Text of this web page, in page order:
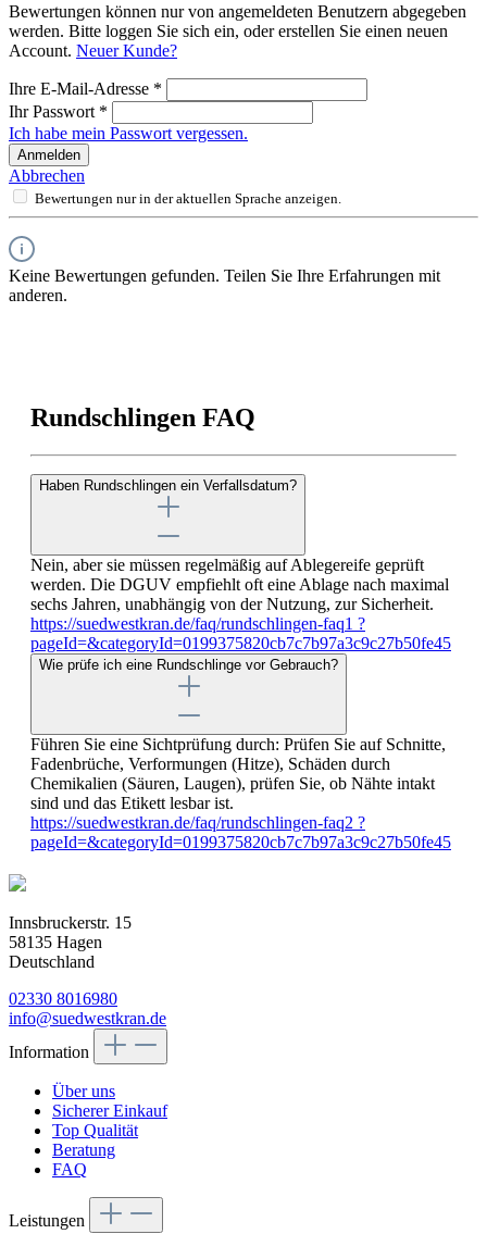
Bewertungen können nur von angemeldeten Benutzern abgegeben
werden. Bitte loggen Sie sich ein, oder erstellen Sie einen neuen
Account. Neuer Kunde?
Ihre E-Mail-Adresse *
Ihr Passwort *
Ich habe mein Passwort vergessen.
Anmelden
Abbrechen
Bewertungen nur in der aktuellen Sprache anzeigen.
Keine Bewertungen gefunden. Teilen Sie Ihre Erfahrungen mit
anderen.
Rundschlingen FAQ
Haben Rundschlingen ein Verfallsdatum?
Nein, aber sie müssen regelmäßig auf Ablegereife geprüft
werden. Die DGUV empfiehlt oft eine Ablage nach maximal
sechs Jahren, unabhängig von der Nutzung, zur Sicherheit.
https://suedwestkran.de/faq/rundschlingen-faq1 ?
pageId=&categoryId=0199375820cb7c7b97a3c9c27b50fe45
Wie prüfe ich eine Rundschlinge vor Gebrauch?
Führen Sie eine Sichtprüfung durch: Prüfen Sie auf Schnitte,
Fadenbrüche, Verformungen (Hitze), Schäden durch
Chemikalien (Säuren, Laugen), prüfen Sie, ob Nähte intakt
sind und das Etikett lesbar ist.
https://suedwestkran.de/faq/rundschlingen-faq2 ?
pageId=&categoryId=0199375820cb7c7b97a3c9c27b50fe45
Innsbruckerstr. 15
58135 Hagen
Deutschland
02330 8016980
info@suedwestkran.de
Information
Über uns
Sicherer Einkauf
Top Qualität
Beratung
FAQ
Leistungen